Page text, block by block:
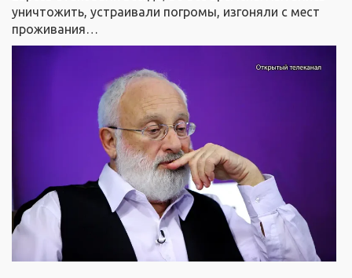
уничтожить, устраивали погромы, изгоняли с мест
проживания…